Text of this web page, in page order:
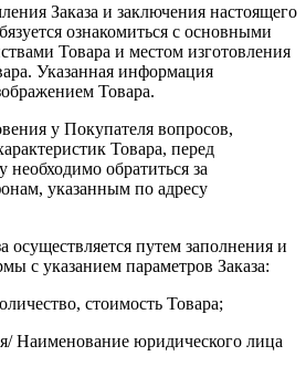
Заказа и заключения настоящего
ознакомиться с основными
Товара и местом изготовления
Указанная информация
Товара.
у Покупателя вопросов,
Товара, перед
обратиться за
указанным по адресу
осуществляется путем заполнения и
с указанием параметров Заказа:
стоимость Товара;
Наименование юридического лица